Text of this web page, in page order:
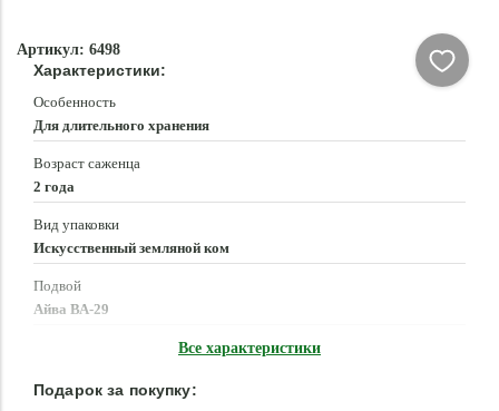
Артикул: 6498
Характеристики:
Особенность
Для длительного хранения
Возраст саженца
2 года
Вид упаковки
Искусственный земляной ком
Подвой
Айва ВА-29
Все характеристики
Подарок за покупку: